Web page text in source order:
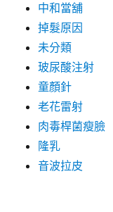
中和當舖
掉髮原因
未分類
玻尿酸注射
童顏針
老花雷射
肉毒桿菌瘦臉
隆乳
音波拉皮